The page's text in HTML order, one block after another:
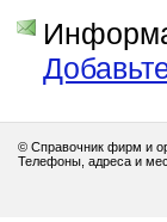
© Справочник фирм и
Телефоны, адреса и